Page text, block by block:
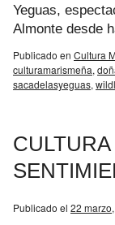
Yeguas,
Almonte desde
Publicado en Cultura
culturamarismeña,
sacadelasyeguas,
Publicado el 22